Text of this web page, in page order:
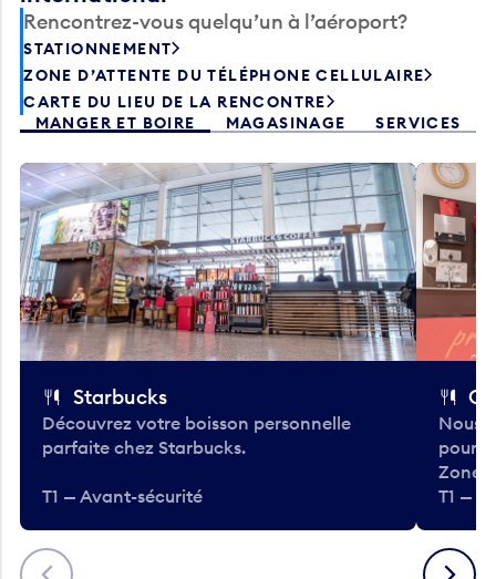
Rencontrez-vous quelqu’un à l’aéroport?
STATIONNEMENT
ZONE D’ATTENTE DU TÉLÉPHONE CELLULAIRE
CARTE DU LIEU DE LA RENCONTRE
MANGER ET BOIRE
MAGASINAGE SERVICES
Précédent
Starbucks
Découvrez votre boisson personnelle
parfaite chez Starbucks.
T1 — Avant-sécurité
Nous
pour
Zone.
T1 —
Suivant